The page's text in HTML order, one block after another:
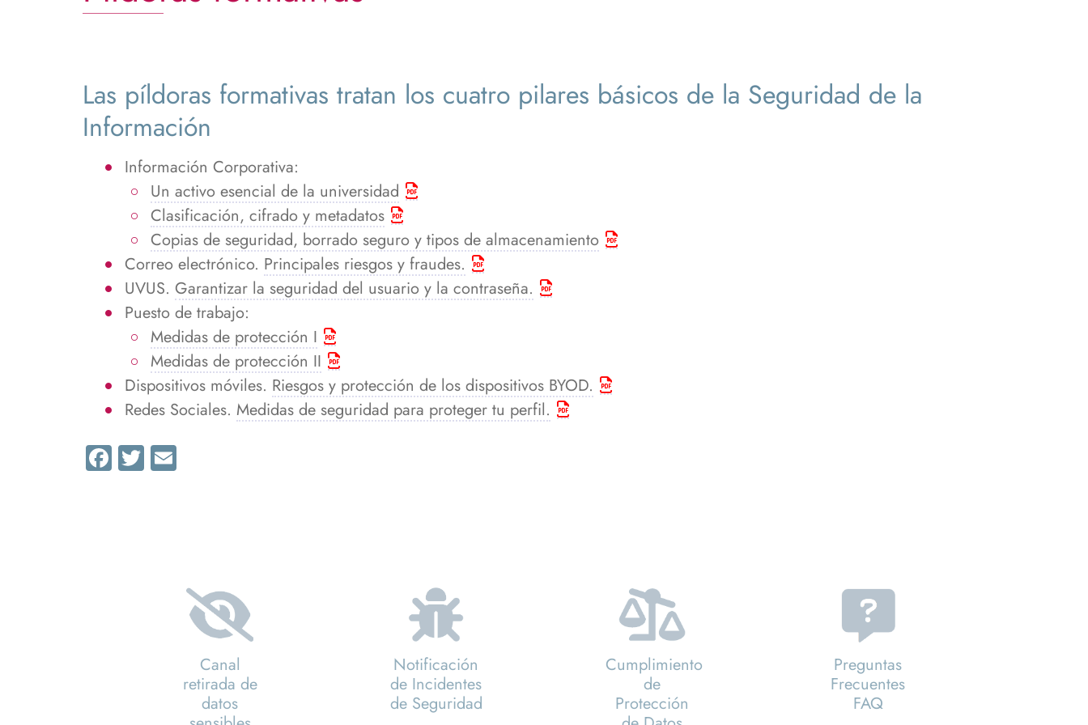
Las píldoras formativas tratan los cuatro pilares básicos de la Seguridad de la
Información
Información Corporativa:
Un activo esencial de la universidad
Clasificación, cifrado y metadatos
Copias de seguridad, borrado seguro y tipos de almacenamiento
Correo electrónico. Principales riesgos y fraudes.
UVUS. Garantizar la seguridad del usuario y la contraseña.
Puesto de trabajo:
Medidas de protección I
Medidas de protección II
Dispositivos móviles. Riesgos y protección de los dispositivos BYOD.
Redes Sociales. Medidas de seguridad para proteger tu perfil.
Facebook
Twitter
Canal
retirada de
datos
Notificación
de Incidentes
de Seguridad
Cumplimiento
de
Protección
Preguntas
Frecuentes
FAQ